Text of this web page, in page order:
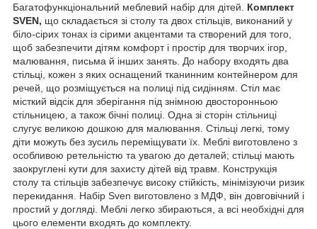
Багатофункціональний меблевий набір для дітей. Комплект
SVEN, що складається зі столу та двох стільців, виконаний у
біло-сірих тонах із сірими акцентами та створений для того,
щоб забезпечити дітям комфорт і простір для творчих ігор,
малювання, письма й інших занять. До набору входять два
стільці, кожен з яких оснащений тканинним контейнером для
речей, що розміщується на полиці під сидінням. Стіл має
місткий відсік для зберігання під знімною двосторонньою
стільницею, а також бічні полиці. Одна зі сторін стільниці
слугує великою дошкою для малювання. Стільці легкі, тому
діти можуть без зусиль переміщувати їх. Меблі виготовлено з
особливою ретельністю та увагою до деталей; стільці мають
заокруглені кути для захисту дітей від травм. Конструкція
столу та стільців забезпечує високу стійкість, мінімізуючи ризик
перекидання. Набір Sven виготовлено з МДФ, він довговічний і
простий у догляді. Меблі легко збираються, а всі необхідні для
цього елементи входять до комплекту.